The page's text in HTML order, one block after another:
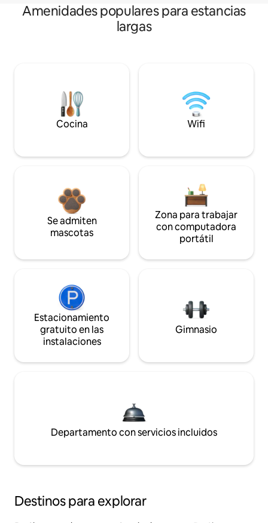
Amenidades populares para estancias
largas
Cocina Wifi
Se admiten
mascotas
Zona para trabajar
con computadora
portátil
Estacionamiento
gratuito en las
instalaciones
Gimnasio
Departamento con servicios incluidos
Destinos para explorar